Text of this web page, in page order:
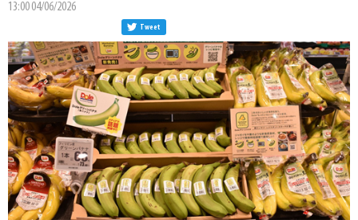
13:00 04/06/2026
Tweet